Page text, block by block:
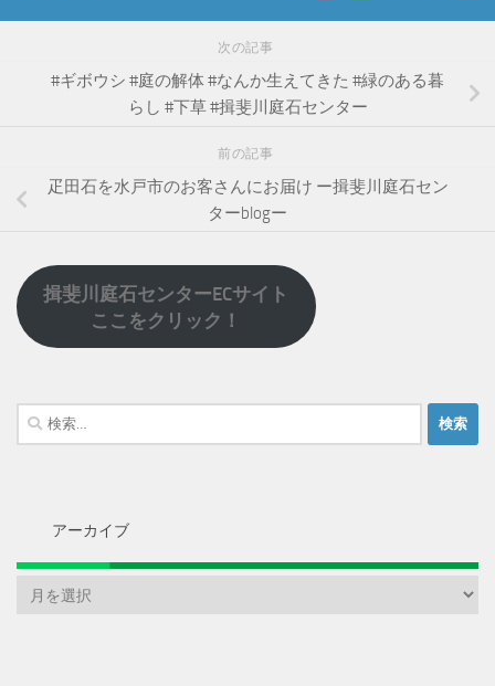
次の記事
#ギボウシ #庭の解体 #なんか生えてきた #緑のある暮
らし #下草 #揖斐川庭石センター
前の記事
疋田石を水戸市のお客さんにお届け ー揖斐川庭石セン
ターblogー
揖斐川庭石センターECサイト
ここをクリック！
検
索:
アーカイブ